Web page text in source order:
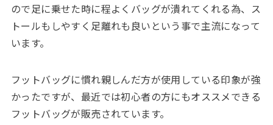
ので足に乗せた時に程よくバッグが潰れてくれる為、ス
トールもしやすく足離れも良いという事で主流になって
います。
フットバッグに慣れ親しんだ方が使用している印象が強
かったですが、最近では初心者の方にもオススメできる
フットバッグが販売されています。